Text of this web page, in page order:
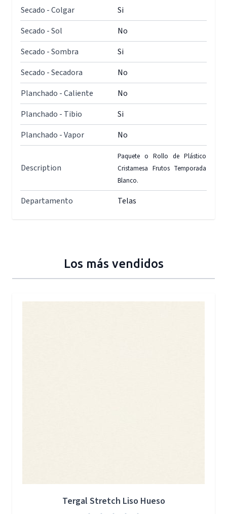
Secado - Colgar
Si
Secado - Sol
No
Secado - Sombra
Si
Secado - Secadora
No
Planchado - Caliente
No
Planchado - Tibio
Si
Planchado - Vapor
No
Description
Paquete o Rollo de Plástico
Cristamesa Frutos Temporada
Blanco.
Departamento Telas
Los más vendidos
Tergal Stretch Liso Hueso